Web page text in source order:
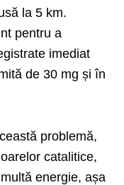
la 5 km.
pentru a
imediat
de 30 mg și în
problemă,
catalitice,
energie, așa